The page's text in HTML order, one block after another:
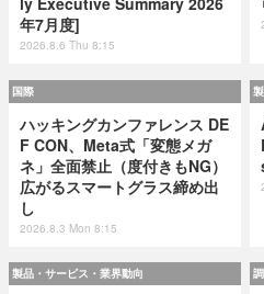
年7月度]
2026.8.6 Thu 8:15
国際
ハッキングカンファレンス DE
F CON、Meta式「変態メガ
ネ」全面禁止（度付きもNG）
広がるスマートグラス締め出
し
2026.8.3 Mon 8:15
製品・サービス・業界動向